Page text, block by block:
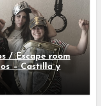
/ Escape room
– Castilla y